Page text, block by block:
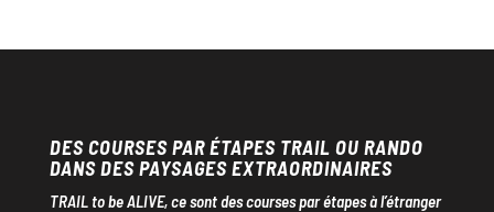
DES COURSES PAR ÉTAPES TRAIL OU RANDO
DANS DES PAYSAGES EXTRAORDINAIRES
TRAIL to be ALIVE, ce sont des courses par étapes à l’étranger